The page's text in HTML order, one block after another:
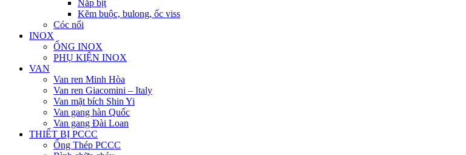
Nắp bịt
Kẽm buộc, bulong, ốc viss
Cóc nối
INOX
ỐNG INOX
PHỤ KIỆN INOX
VAN
Van ren Minh Hòa
Van ren Giacomini – Italy
Van mặt bích Shin Yi
Van gang hàn Quốc
Van gang Đài Loan
THIẾT BỊ PCCC
Ống Thép PCCC